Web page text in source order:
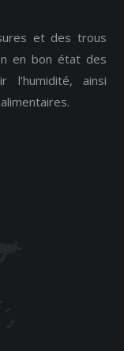
et des trous
en bon état des
l’humidité, ainsi